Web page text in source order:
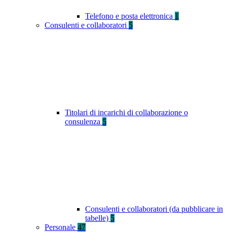
Telefono e posta elettronica 1
Consulenti e collaboratori 5
Titolari di incarichi di collaborazione o
consulenza 5
Consulenti e collaboratori (da pubblicare in
tabelle) 5
Personale 47